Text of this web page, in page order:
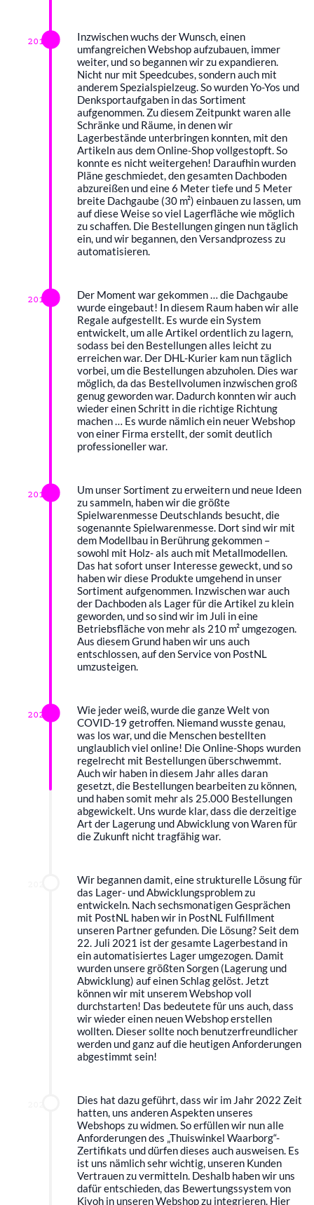
2017
Inzwischen wuchs der Wunsch, einen
umfangreichen Webshop aufzubauen, immer
weiter, und so begannen wir zu expandieren.
Nicht nur mit Speedcubes, sondern auch mit
anderem Spezialspielzeug. So wurden Yo-Yos und
Denksportaufgaben in das Sortiment
aufgenommen. Zu diesem Zeitpunkt waren alle
Schränke und Räume, in denen wir
Lagerbestände unterbringen konnten, mit den
Artikeln aus dem Online-Shop vollgestopft. So
konnte es nicht weitergehen! Daraufhin wurden
Pläne geschmiedet, den gesamten Dachboden
abzureißen und eine 6 Meter tiefe und 5 Meter
breite Dachgaube (30 m²) einbauen zu lassen, um
auf diese Weise so viel Lagerfläche wie möglich
zu schaffen. Die Bestellungen gingen nun täglich
ein, und wir begannen, den Versandprozess zu
automatisieren.
2018
Der Moment war gekommen … die Dachgaube
wurde eingebaut! In diesem Raum haben wir alle
Regale aufgestellt. Es wurde ein System
entwickelt, um alle Artikel ordentlich zu lagern,
sodass bei den Bestellungen alles leicht zu
erreichen war. Der DHL-Kurier kam nun täglich
vorbei, um die Bestellungen abzuholen. Dies war
möglich, da das Bestellvolumen inzwischen groß
genug geworden war. Dadurch konnten wir auch
wieder einen Schritt in die richtige Richtung
machen … Es wurde nämlich ein neuer Webshop
von einer Firma erstellt, der somit deutlich
professioneller war.
2019
Um unser Sortiment zu erweitern und neue Ideen
zu sammeln, haben wir die größte
Spielwarenmesse Deutschlands besucht, die
sogenannte Spielwarenmesse. Dort sind wir mit
dem Modellbau in Berührung gekommen –
sowohl mit Holz- als auch mit Metallmodellen.
Das hat sofort unser Interesse geweckt, und so
haben wir diese Produkte umgehend in unser
Sortiment aufgenommen. Inzwischen war auch
der Dachboden als Lager für die Artikel zu klein
geworden, und so sind wir im Juli in eine
Betriebsfläche von mehr als 210 m² umgezogen.
Aus diesem Grund haben wir uns auch
entschlossen, auf den Service von PostNL
umzusteigen.
2020
Wie jeder weiß, wurde die ganze Welt von
COVID-19 getroffen. Niemand wusste genau,
was los war, und die Menschen bestellten
unglaublich viel online! Die Online-Shops wurden
regelrecht mit Bestellungen überschwemmt.
Auch wir haben in diesem Jahr alles daran
gesetzt, die Bestellungen bearbeiten zu können,
und haben somit mehr als 25.000 Bestellungen
abgewickelt. Uns wurde klar, dass die derzeitige
Art der Lagerung und Abwicklung von Waren für
die Zukunft nicht tragfähig war.
Wir begannen damit, eine strukturelle Lösung für
das Lager- und Abwicklungsproblem zu
entwickeln. Nach sechsmonatigen Gesprächen
mit PostNL haben wir in PostNL Fulfillment
unseren Partner gefunden. Die Lösung? Seit dem
22. Juli 2021 ist der gesamte Lagerbestand in
ein automatisiertes Lager umgezogen. Damit
wurden unsere größten Sorgen (Lagerung und
Abwicklung) auf einen Schlag gelöst. Jetzt
können wir mit unserem Webshop voll
durchstarten! Das bedeutete für uns auch, dass
wir wieder einen neuen Webshop erstellen
wollten. Dieser sollte noch benutzerfreundlicher
werden und ganz auf die heutigen Anforderungen
abgestimmt sein!
Dies hat dazu geführt, dass wir im Jahr 2022 Zeit
hatten, uns anderen Aspekten unseres
Webshops zu widmen. So erfüllen wir nun alle
Anforderungen des „Thuiswinkel Waarborg“-
Zertifikats und dürfen dieses auch ausweisen. Es
ist uns nämlich sehr wichtig, unseren Kunden
Vertrauen zu vermitteln. Deshalb haben wir uns
dafür entschieden, das Bewertungssystem von
Kiyoh in unseren Webshop zu integrieren. Hier